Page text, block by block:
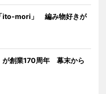
ito-mori」 編み物好きが
が創業170周年 幕末から